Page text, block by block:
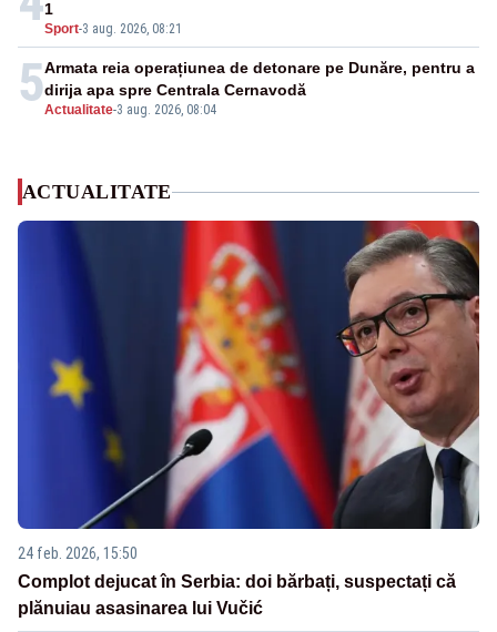
Sport-3 aug. 2026, 08:21
1
5Actualitate-3 aug. 2026, 08:04
Armata reia operațiunea de detonare pe Dunăre, pentru a
dirija apa spre Centrala Cernavodă
ACTUALITATE
24 feb. 2026, 15:50
Complot dejucat în Serbia: doi bărbați, suspectați că
plănuiau asasinarea lui Vučić